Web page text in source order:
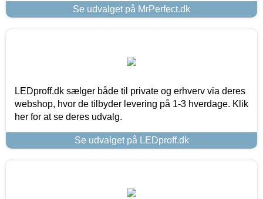
Se udvalget på MrPerfect.dk
LEDproff.dk sælger både til private og erhverv via deres
webshop, hvor de tilbyder levering på 1-3 hverdage. Klik
her for at se deres udvalg.
Se udvalget på LEDproff.dk